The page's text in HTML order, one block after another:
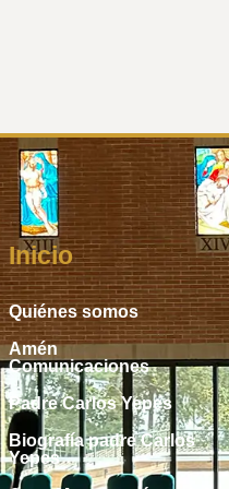
Inicio
Quiénes somos
Amén
Comunicaciones
Padre Carlos Yepes
Biografía padre Carlos
Yepes